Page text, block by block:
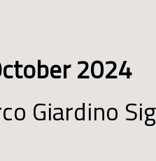
2024
Giardino